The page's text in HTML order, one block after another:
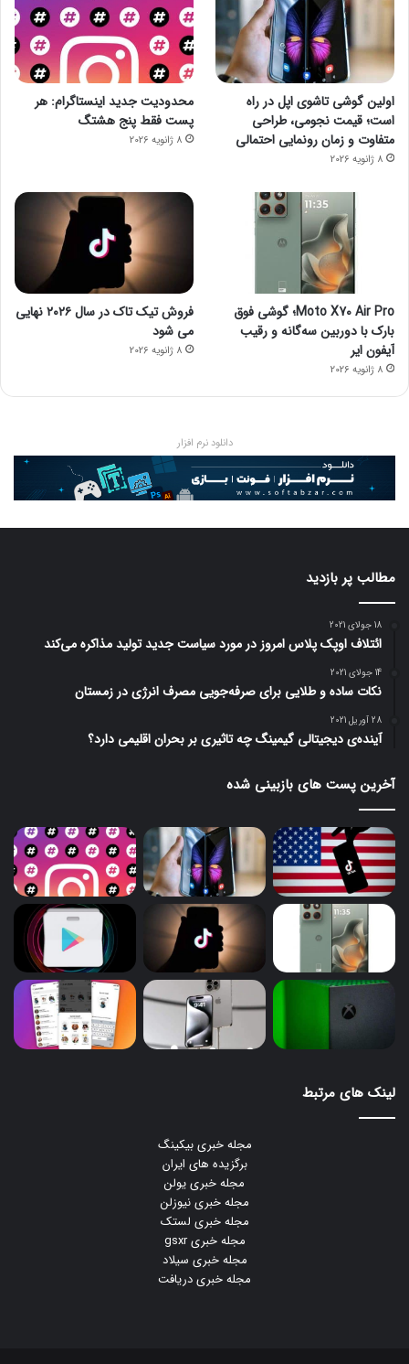
اولین گوشی تاشوی اپل در راه
است؛ قیمت نجومی، طراحی
متفاوت و زمان رونمایی احتمالی
8 ژانویه 2026
محدودیت جدید اینستاگرام: هر
پست فقط پنج هشتگ
8 ژانویه 2026
Moto X70 Air Pro؛ گوشی فوق
بارک با دوربین سه‌گانه و رقیب
آیفون ایر
8 ژانویه 2026
فروش تیک تاک در سال ۲۰۲۶ نهایی
می شود
8 ژانویه 2026
دانلود نرم افزار
مطالب پر بازدید
18 جولای 2021
ائتلاف اوپک پلاس امروز در مورد سیاست جدید تولید مذاکره می‌کند
14 جولای 2021
نکات ساده و طلایی برای صرفه‌جویی مصرف انرژی در زمستان
28 آوریل 2021
آینده‌ی دیجیتالی گیمینگ چه تاثیری بر بحران اقلیمی دارد؟
آخرین پست های بازبینی شده
لینک های مرتبط
مجله خبری بیکینگ
برگزیده های ایران
مجله خبری یولن
مجله خبری نیوزلن
مجله خبری لستک
مجله خبری gsxr
مجله خبری سیلاد
مجله خبری دریافت